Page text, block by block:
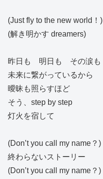
(Just fly to the new world！)
(解き明かす dreamers)
昨日も 明日も その涙も
未来に繋がっているから
曖昧も照らすほど
そう、step by step
灯火を宿して
(Don’t you call my name？)
終わらないストーリー
(Don’t you call my name？)